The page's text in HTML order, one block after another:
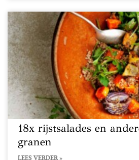
18x rijstsalades en
granen
LEES VERDER »